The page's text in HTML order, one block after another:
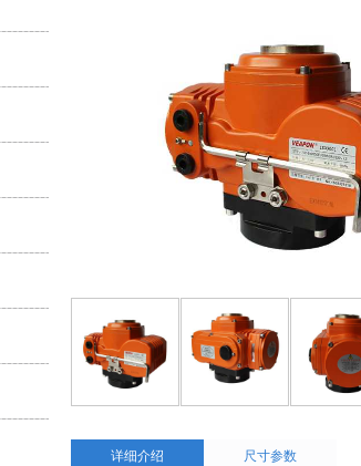
详细介绍 尺寸参数